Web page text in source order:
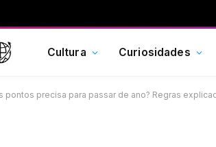
Cultura Curiosidades
pontos precisa para passar de ano? Regras